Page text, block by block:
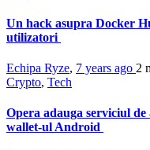
Un hack asupra Docker
utilizatori
Echipa Ryze, 7 years ago 2
Crypto, Tech
Opera adauga serviciul
wallet-ul Android